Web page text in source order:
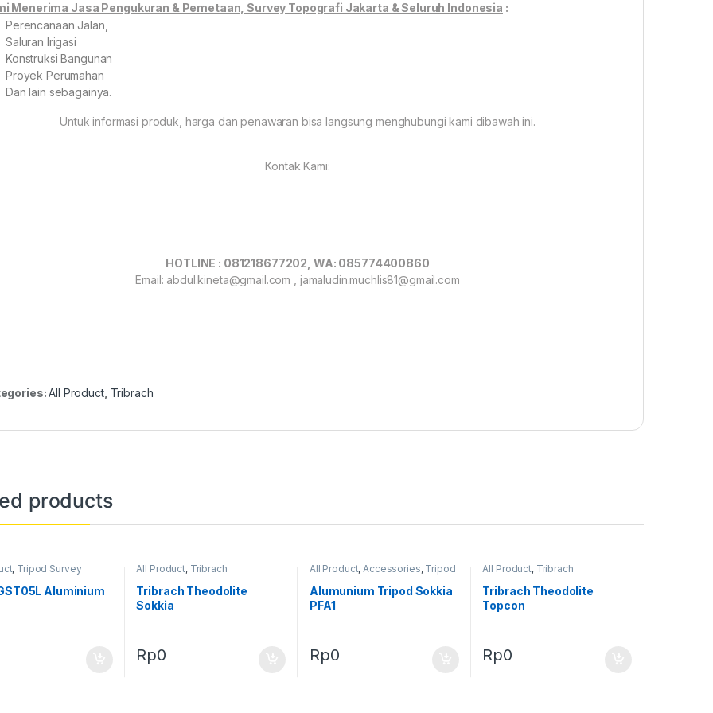
Menerima Jasa Pengukuran & Pemetaan, Survey Topografi Jakarta & Seluruh Indonesia :
Perencanaan Jalan,
Saluran Irigasi
Konstruksi Bangunan
Proyek Perumahan
Dan lain sebagainya.
Untuk informasi produk, harga dan penawaran bisa langsung menghubungi kami dibawah ini.
Kontak Kami:
HOTLINE : 081218677202, WA: 085774400860
Email: abdul.kineta@gmail.com , jamaludin.muchlis81@gmail.com
All Product, Tribrach
products
, Tripod Survey
Aluminium
All Product, Tribrach
Tribrach Theodolite
Sokkia
Rp0
All Product,Accessories, Tripod
Alumunium Tripod Sokkia
PFA1
Rp0
All Product, Tribrach
Tribrach Theodolite
Topcon
Rp0